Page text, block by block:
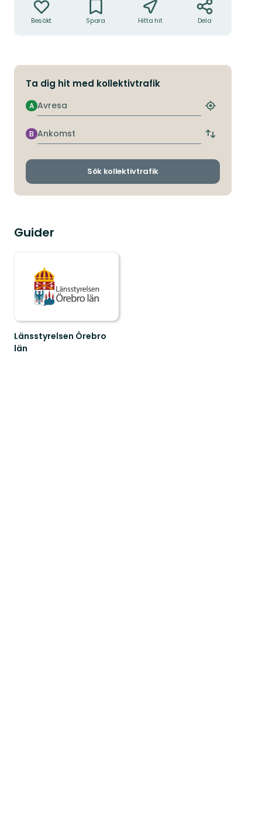
Besökt Spara Hitta hit Dela
Ta dig hit med kollektivtrafik
Avresa
A
Hitta
hållplats
Ankomst
B
Byt
och
Sök kollektivtrafik
Guider
Länsstyrelsen Örebro
län